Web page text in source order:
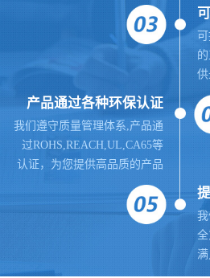
产品通过各种环保认证
我们遵守质量管理体系, 产品通
过ROHS,REACH,UL,CA65等
认证，为您提供高品质的产品